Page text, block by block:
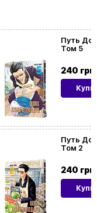
240 грн
Путь
Том 5
240 грн
Путь
Том 2